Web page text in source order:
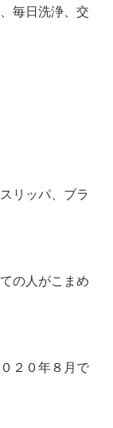
毎日洗浄、交
リッパ、ブラ
の人がこまめ
２０年８月で